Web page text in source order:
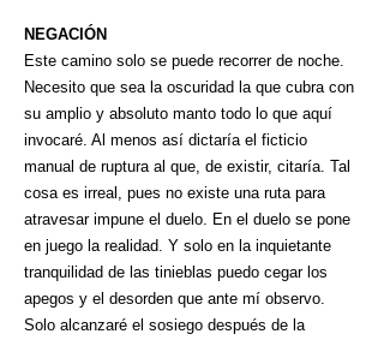
NEGACIÓN
Este camino solo se puede recorrer de noche.
Necesito que sea la oscuridad la que cubra con
su amplio y absoluto manto todo lo que aquí
invocaré. Al menos así dictaría el ficticio
manual de ruptura al que, de existir, citaría. Tal
cosa es irreal, pues no existe una ruta para
atravesar impune el duelo. En el duelo se pone
en juego la realidad. Y solo en la inquietante
tranquilidad de las tinieblas puedo cegar los
apegos y el desorden que ante mí observo.
Solo alcanzaré el sosiego después de la